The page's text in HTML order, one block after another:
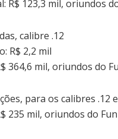
R$ 123,3 mil, oriundos
calibre .12
R$ 2,2 mil
364,6 mil, oriundos do
para os calibres .12
235 mil, oriundos do